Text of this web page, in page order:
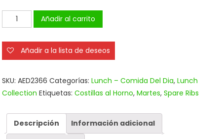
Costillas
al
Horno
Ribs
cantidad
Añadir al carrito
Añadir a la lista de deseos
SKU:AED2366 Categorías:Lunch – Comida Del Dia,Lunch
Collection Etiquetas:Costillas al Horno,Martes,Spare Ribs
Descripción Información adicional